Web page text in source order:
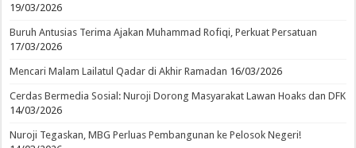
19/03/2026
Buruh Antusias Terima Ajakan Muhammad Rofiqi, Perkuat Persatuan
17/03/2026
Mencari Malam Lailatul Qadar di Akhir Ramadan 16/03/2026
Cerdas Bermedia Sosial: Nuroji Dorong Masyarakat Lawan Hoaks dan DFK
14/03/2026
Nuroji Tegaskan, MBG Perluas Pembangunan ke Pelosok Negeri!